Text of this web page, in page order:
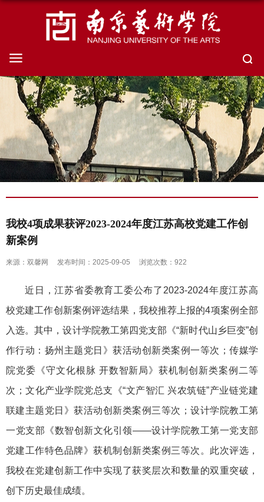
我校4项成果获评2023-2024年度江苏高校党建工作创
新案例
来源：双馨网 发布时间：2025-09-05 浏览次数： 922
近日，江苏省委教育工委公布了2023-2024年度江苏高
校党建工作创新案例评选结果，我校推荐上报的4项案例全部
入选。其中，设计学院教工第四党支部《“新时代山乡巨变”创
作行动：扬州主题党日》获活动创新类案例一等次；传媒学
院党委《守文化根脉 开数智新局》获机制创新类案例二等
次；文化产业学院党总支《“文产智汇 兴农筑链”产业链党建
联建主题党日》获活动创新类案例三等次；设计学院教工第
一党支部《数智创新文化引领——设计学院教工第一党支部
党建工作特色品牌》获机制创新类案例三等次。此次评选，
我校在党建创新工作中实现了获奖层次和数量的双重突破，
创下历史最佳成绩。